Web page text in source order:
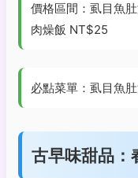
價格區間：虱目魚
肉燥飯 NT$25
必點菜單：虱目魚
古早味甜品：